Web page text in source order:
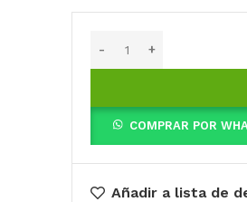
COMPRAR POR
Añadir a lista de